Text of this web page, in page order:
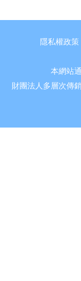
隱私權政策
本網站
財團法人多層次傳